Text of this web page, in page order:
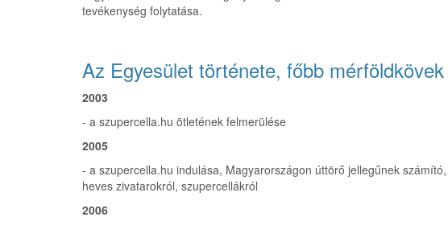
tevékenység folytatása.
Az Egyesület története, főbb mérföldkövek
2003
- a szupercella.hu ötletének felmerülése
2005
- a szupercella.hu indulása, Magyarországon úttörő jellegűnek
heves zivatarokról, szupercellákról
2006